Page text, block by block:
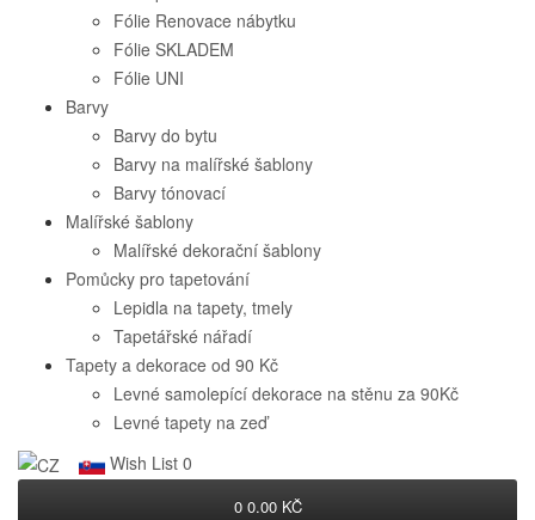
Fólie Renovace nábytku
Fólie SKLADEM
Fólie UNI
Barvy
Barvy do bytu
Barvy na malířské šablony
Barvy tónovací
Malířské šablony
Malířské dekorační šablony
Pomůcky pro tapetování
Lepidla na tapety, tmely
Tapetářské nářadí
Tapety a dekorace od 90 Kč
Levné samolepící dekorace na stěnu za 90Kč
Levné tapety na zeď
Wish List 0
0 0.00 KČ